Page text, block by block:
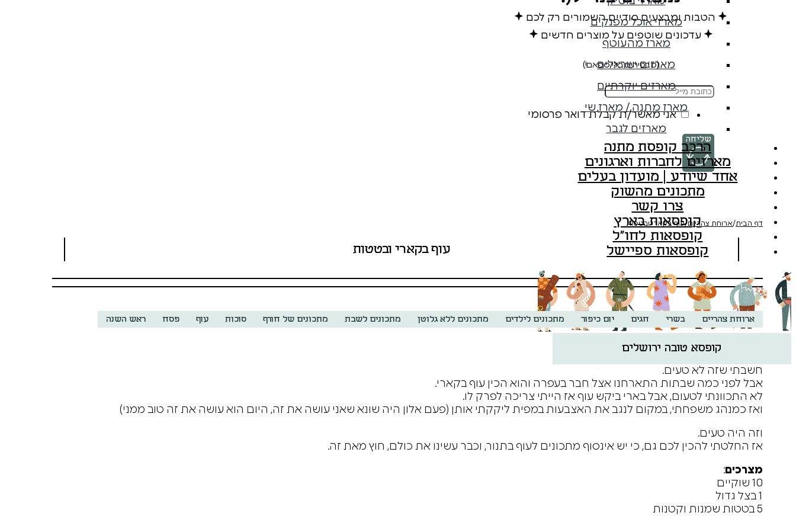
מארזי אוכל מפנקים
מארז מהעוטף
מארזים ישראלים
מארזים יוקרתיים
מארז מתנה / מארז שי
מארזים לגבר
הרכב קופסת מתנה
מארזים לחברות וארגונים
אחד שיודע | מועדון בעלים
מתכונים מהשוק
צרו קשר
קופסאות בארץ
קופסאות לחו"ל
קופסאות ספיישל
קופסא טובה ירושלים
הטבות ומבצעים סודיים השמורים רק לכם
עדכונים שוטפים על מוצרים חדשים
(מבטיחים בלי ספאם!)
אני מאשר/ת קבלת דואר פרסומי
שליחה
דף הבית/ארוחת צהריים/עוף בקארי ובטטות
עוף בקארי ובטטות
ארוחת צהריים בשרי חגים יום כיפור מתכונים לילדים מתכונים ללא גלוטן מתכונים לשבת מתכונים של חורף סוכות עוף פסח ראש השנה
חשבתי שזה לא טעים.
אבל לפני כמה שבתות התארחנו אצל חבר בעפרה והוא הכין עוף בקארי.
לא התכוונתי לטעום, אבל בארי ביקש עוף אז הייתי צריכה לפרק לו.
ואז כמנהג משפחתי, במקום לנגב את האצבעות במפית ליקקתי אותן (פעם אלון היה שונא שאני עושה את זה, היום הוא עושה את זה טוב ממני)
וזה היה טעים.
אז החלטתי להכין לכם גם, כי יש אינסוף מתכונים לעוף בתנור, וכבר עשינו את כולם, חוץ מאת זה.
מצרכים:
10 שוקיים
1 בצל גדול
5 בטטות שמנות וקטנות